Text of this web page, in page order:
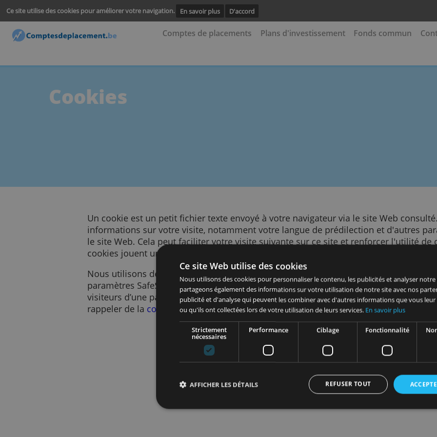
Ce site utilise des cookies pour améliorer votre navigation. En savoir plus
Comptes de placements Plans d'investissement Fonds
Cookies
Un cookie est un petit fichier texte envoyé à votre navigateur via le site
informations sur votre visite, notamment votre langue de prédilection
le site Web. Cela peut faciliter votre visite suivante sur ce site et
cookies jouent un rôle important. Sans les cookies, l'utilisation du Web
Nous utilisons des cookies pour de nombreuses finalités. Par exemple,
paramètres SafeSearch, afin d’améliorer la pertinence des publicités
visiteurs d’une page, afin de vous aider à vous connecter à nos
configuration de votre compte pour l’affichage des
Personnalisation des annonces
Ce site Web utilise des cookies
Nous utilisons des cookies pour personnaliser le contenu, les
partageons également des informations sur votre utilisation de notre
publicité et d'analyse qui peuvent les combiner avec d'autres
ou qu'ils ont collectées lors de votre utilisation de leurs services.
En
nécessaires
Performance Ciblage